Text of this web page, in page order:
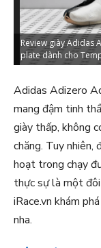
Review giày Adidas
plate dành cho
Adidas Adizero
mang đậm tinh
giày thấp, không
chăng. Tuy nhiên,
hoạt trong chạy
thực sự là một
iRace.vn khám
nha.